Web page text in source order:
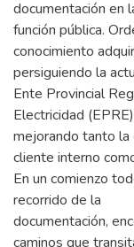
documentación en
función pública.
conocimiento
persiguiendo la
Ente Provincial
Electricidad
mejorando tanto la
cliente interno
En un comienzo
recorrido de la
documentación,
caminos que